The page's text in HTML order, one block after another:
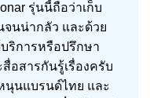
รุ่นนี้ถือว่าเก็บ
จนน่ากลัว และด้วย
ริการหรือปรึกษา
อสารกันรู้เรื่องครับ
นแบรนด์ไทย และ